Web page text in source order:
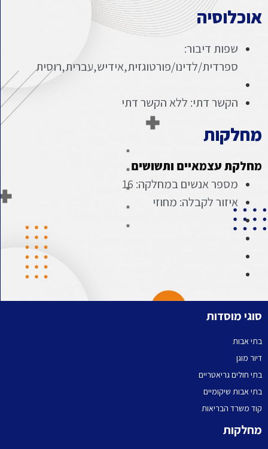
שפות דיבור:
ספרדית/לדינו/פורטוגזית,אידיש,עברית,רוסית
הקשר דתי: ללא הקשר דתי
עצמאיים ותשושים
מספר אנשים במחלקה: 16
איזור לקבלה: מחוזי
מוסדות
אבות
מוגן
חולים גריאטריים
אבות שיקומיים
משרד הבריאות